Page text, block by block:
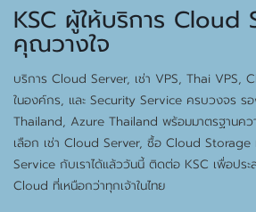
KSC ผู้ให้บริการ Cloud
คุณวางใจ
บริการ Cloud Server, เช่า VPS, Thai VPS,
ในองค์กร, และ Security Service ครบวงจร ร
Thailand, Azure Thailand พร้อมมาตรฐานค
เลือก เช่า Cloud Server, ซื้อ Cloud Storage
Service กับเราได้แล้ววันนี้ ติดต่อ KSC เพื่อปร
Cloud ที่เหนือกว่าทุกเจ้าในไทย